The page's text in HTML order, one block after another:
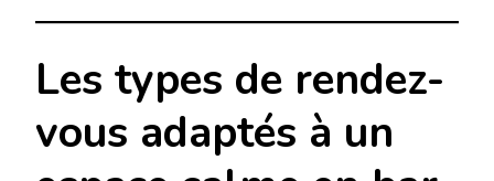
Les types de rendez-
vous adaptés à un